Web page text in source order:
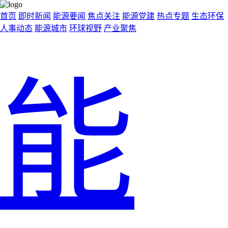
首页 即时新闻 能源要闻 焦点关注 能源党建 热点专题 生态环保
人事动态 能源城市 环球视野 产业聚焦
能